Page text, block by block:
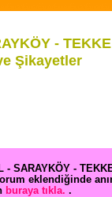
-
Şikayetler
- SARAYKÖY -
eklendiğinde
buraya tıkla. .